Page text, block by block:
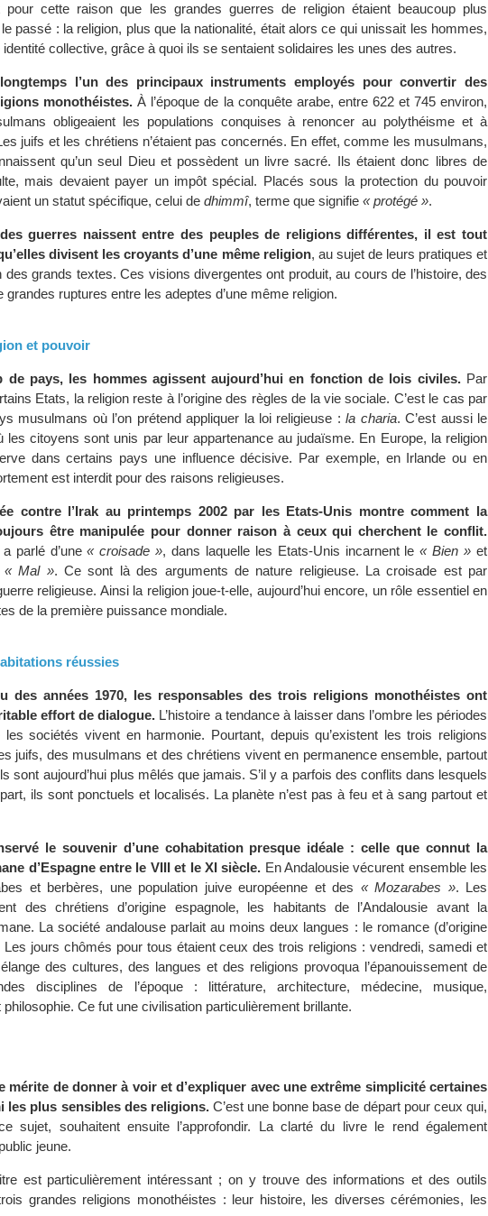
pour cette raison que les grandes guerres de religion étaient beaucoup plus
passé : la religion, plus que la nationalité, était alors ce qui unissait les hommes,
identité collective, grâce à quoi ils se sentaient solidaires les unes des autres.
l’un des principaux instruments employés pour convertir des
monothéistes. À l’époque de la conquête arabe, entre 622 et 745 environ,
obligeaient les populations conquises à renoncer au polythéisme et à
juifs et les chrétiens n’étaient pas concernés. En effet, comme les musulmans,
qu’un seul Dieu et possèdent un livre sacré. Ils étaient donc libres de
mais devaient payer un impôt spécial. Placés sous la protection du pouvoir
un statut spécifique, celui de dhimmî, terme que signifie « protégé ».
guerres naissent entre des peuples de religions différentes, il est tout
divisent les croyants d’une même religion, au sujet de leurs pratiques et
des grands textes. Ces visions divergentes ont produit, au cours de l’histoire, des
grandes ruptures entre les adeptes d’une même religion.
et pouvoir
de pays, les hommes agissent aujourd’hui en fonction de lois civiles.Par
Etats, la religion reste à l’origine des règles de la vie sociale. C’est le cas par
musulmans où l’on prétend appliquer la loi religieuse :la charia. C’est aussi le
les citoyens sont unis par leur appartenance au judaïsme. En Europe, la religion
dans certains pays une influence décisive. Par exemple, en Irlande ou en
est interdit pour des raisons religieuses.
contre l’Irak au printemps 2002 par les Etats-Unis montre comment la
être manipulée pour donner raison à ceux qui cherchent le conflit.
parlé d’une« croisade », dans laquelle les Etats-Unis incarnent le« Bien » et
« Mal ». Ce sont là des arguments de nature religieuse. La croisade est par
religieuse. Ainsi la religion joue-t-elle, aujourd’hui encore, un rôle essentiel en
de la première puissance mondiale.
réussies
des années 1970, les responsables des trois religions monothéistes ont
effort de dialogue. L’histoire a tendance à laisser dans l’ombre les périodes
sociétés vivent en harmonie. Pourtant, depuis qu’existent les trois religions
juifs, des musulmans et des chrétiens vivent en permanence ensemble, partout
sont aujourd’hui plus mêlés que jamais. S’il y a parfois des conflits dans lesquels
ils sont ponctuels et localisés. La planète n’est pas à feu et à sang partout et
le souvenir d’une cohabitation presque idéale : celle que connut la
d’Espagne entre le VIII et le XI siècle. En Andalousie vécurent ensemble les
et berbères, une population juive européenne et des « Mozarabes ». Les
des chrétiens d’origine espagnole, les habitants de l’Andalousie avant la
La société andalouse parlait au moins deux langues : le romance (d’origine
Les jours chômés pour tous étaient ceux des trois religions : vendredi, samedi et
des cultures, des langues et des religions provoqua l’épanouissement de
disciplines de l’époque : littérature, architecture, médecine, musique,
Ce fut une civilisation particulièrement brillante.
mérite de donner à voir et d’expliquer avec une extrême simplicité certaines
les plus sensibles des religions.C’est une bonne base de départ pour ceux qui,
sujet, souhaitent ensuite l’approfondir. La clarté du livre le rend également
jeune.
est particulièrement intéressant ; on y trouve des informations et des outils
grandes religions monothéistes : leur histoire, les diverses cérémonies, les